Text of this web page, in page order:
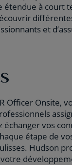
étendue à
et
Officer Onsite,
vos
étape de
Hudson